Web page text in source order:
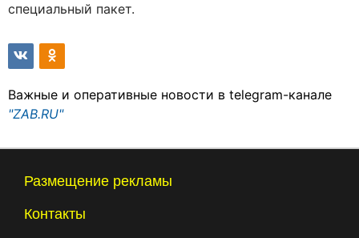
специальный пакет.
Важные и оперативные новости в telegram-канале
"ZAB.RU"
Размещение рекламы
Контакты